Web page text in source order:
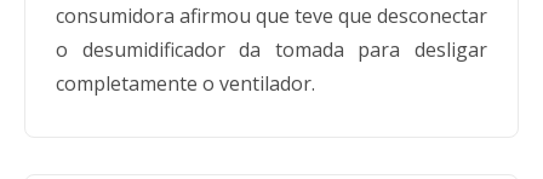
consumidora afirmou que teve que desconectar
o desumidificador da tomada para desligar
completamente o ventilador.